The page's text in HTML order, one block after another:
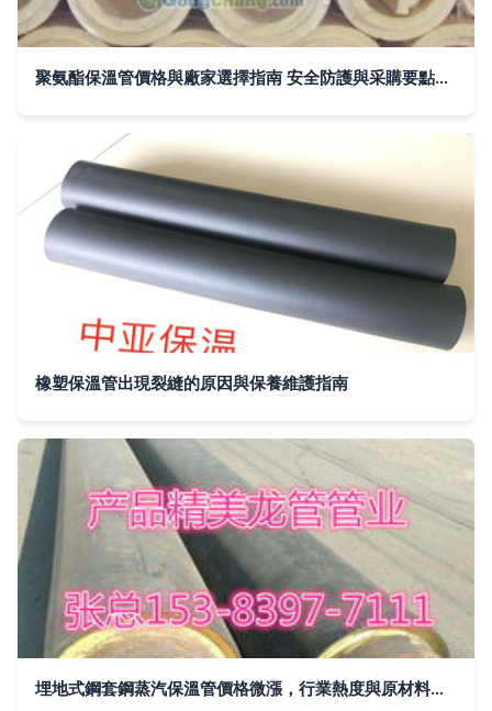
聚氨酯保溫管價格與廠家選擇指南 安全防護與采購要點解析
橡塑保溫管出現裂縫的原因與保養維護指南
埋地式鋼套鋼蒸汽保溫管價格微漲，行業熱度與原材料成本共振